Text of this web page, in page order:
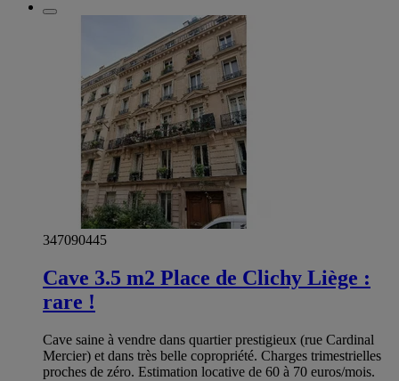
347090445
Cave 3.5 m2 Place de Clichy Liège :
rare !
Cave saine à vendre dans quartier prestigieux (rue Cardinal
Mercier) et dans très belle copropriété. Charges trimestrielles
proches de zéro. Estimation locative de 60 à 70 euros/mois.